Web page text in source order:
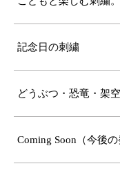
記念日の刺繍
どうぶつ・恐竜・架
Coming Soon（今後の